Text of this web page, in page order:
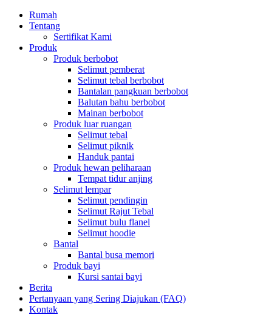
Rumah
Tentang
Sertifikat Kami
Produk
Produk berbobot
Selimut pemberat
Selimut tebal berbobot
Bantalan pangkuan berbobot
Balutan bahu berbobot
Mainan berbobot
Produk luar ruangan
Selimut tebal
Selimut piknik
Handuk pantai
Produk hewan peliharaan
Tempat tidur anjing
Selimut lempar
Selimut pendingin
Selimut Rajut Tebal
Selimut bulu flanel
Selimut hoodie
Bantal
Bantal busa memori
Produk bayi
Kursi santai bayi
Berita
Pertanyaan yang Sering Diajukan (FAQ)
Kontak